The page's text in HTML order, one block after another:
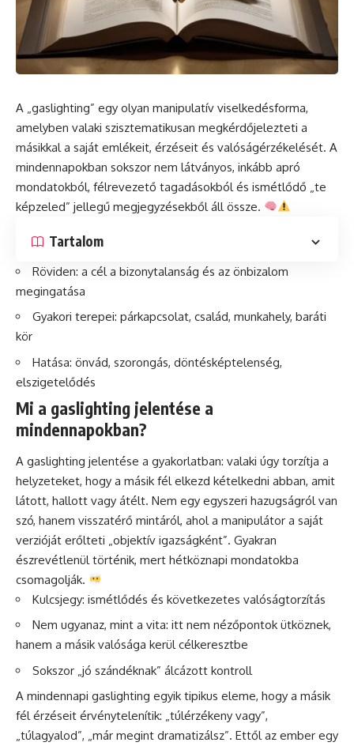
A „gaslighting” egy olyan manipulatív viselkedésforma,
amelyben valaki szisztematikusan megkérdőjelezteti a
másikkal a saját emlékeit, érzéseit és valóságérzékelését. A
mindennapokban sokszor nem látványos, inkább apró
mondatokból, félrevezető tagadásokból és ismétlődő „te
képzeled” jellegű megjegyzésekből áll össze.
Tartalom
Röviden: a cél a bizonytalanság és az önbizalom
megingatása
Gyakori terepei: párkapcsolat, család, munkahely, baráti
kör
Hatása: önvád, szorongás, döntésképtelenség,
elszigetelődés
Mi a gaslighting jelentése a
mindennapokban?
A gaslighting jelentése a gyakorlatban: valaki úgy torzítja a
helyzeteket, hogy a másik fél elkezd kételkedni abban, amit
látott, hallott vagy átélt. Nem egy egyszeri hazugságról van
szó, hanem visszatérő mintáról, ahol a manipulátor a saját
verzióját erőlteti „objektív igazságként”. Gyakran
észrevétlenül történik, mert hétköznapi mondatokba
csomagolják.
Kulcsjegy: ismétlődés és következetes valóságtorzítás
Nem ugyanaz, mint a vita: itt nem nézőpontok ütköznek,
hanem a másik valósága kerül célkeresztbe
Sokszor „jó szándéknak” álcázott kontroll
A mindennapi gaslighting egyik tipikus eleme, hogy a másik
fél érzéseit érvénytelenítik: „túlérzékeny vagy”,
„túlagyalod”, „már megint dramatizálsz”. Ettől az ember egy